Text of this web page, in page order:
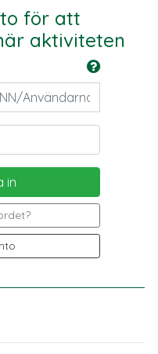
för att
aktiviteten
in